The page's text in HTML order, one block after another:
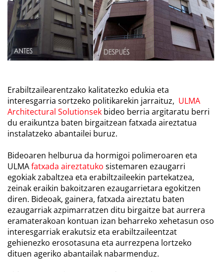
Erabiltzailearentzako kalitatezko edukia eta
interesgarria sortzeko politikarekin jarraituz, ULMA
Architectural Solutionsek bideo berria argitaratu berri
du eraikuntza baten birgaitzean fatxada aireztatua
instalatzeko abantailei buruz.
Bideoaren helburua da hormigoi polimeroaren eta
ULMAfatxada aireztatuko sistemaren ezaugarri
egokiak zabaltzea eta erabiltzaileekin partekatzea,
zeinak eraikin bakoitzaren ezaugarrietara egokitzen
diren. Bideoak, gainera, fatxada aireztatu baten
ezaugarriak azpimarratzen ditu birgaitze bat aurrera
eramaterakoan kontuan izan beharreko xehetasun oso
interesgarriak erakutsiz eta erabiltzaileentzat
gehienezko erosotasuna eta aurrezpena lortzeko
dituen ageriko abantailak nabarmenduz.